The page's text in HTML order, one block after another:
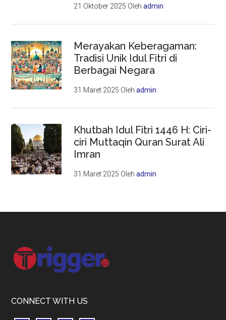
21 Oktober 2025 Olehadmin
Merayakan Keberagaman:
Tradisi Unik Idul Fitri di
Berbagai Negara
31 Maret 2025 Olehadmin
Khutbah Idul Fitri 1446 H: Ciri-
ciri Muttaqin Quran Surat Ali
Imran
31 Maret 2025 Olehadmin
Footer
CONNECT WITH US